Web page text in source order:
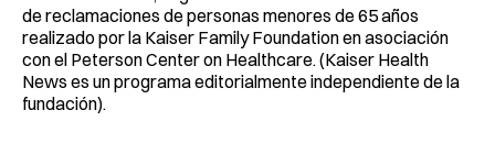
de reclamaciones de personas menores de 65 años
realizado por la Kaiser Family Foundation en asociación
con el Peterson Center on Healthcare. (Kaiser Health
News es un programa editorialmente independiente de la
fundación).